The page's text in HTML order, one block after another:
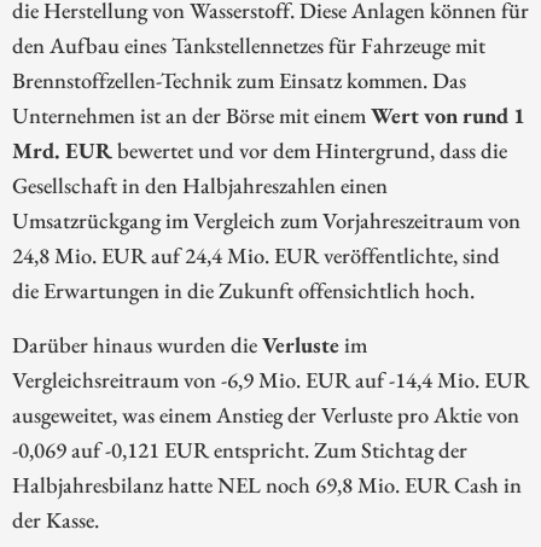
die Herstellung von Wasserstoff. Diese Anlagen können für
den Aufbau eines Tankstellennetzes für Fahrzeuge mit
Brennstoffzellen-Technik zum Einsatz kommen. Das
Unternehmen ist an der Börse mit einemWert von rund 1
Mrd. EURbewertet und vor dem Hintergrund, dass die
Gesellschaft in den Halbjahreszahlen einen
Umsatzrückgang im Vergleich zum Vorjahreszeitraum von
24,8 Mio. EUR auf 24,4 Mio. EUR veröffentlichte, sind
die Erwartungen in die Zukunft offensichtlich hoch.
Darüber hinaus wurden dieVerlusteim
Vergleichsreitraum von -6,9 Mio. EUR auf -14,4 Mio. EUR
ausgeweitet, was einem Anstieg der Verluste pro Aktie von
-0,069 auf -0,121 EUR entspricht. Zum Stichtag der
Halbjahresbilanz hatte NEL noch 69,8 Mio. EUR Cash in
der Kasse.